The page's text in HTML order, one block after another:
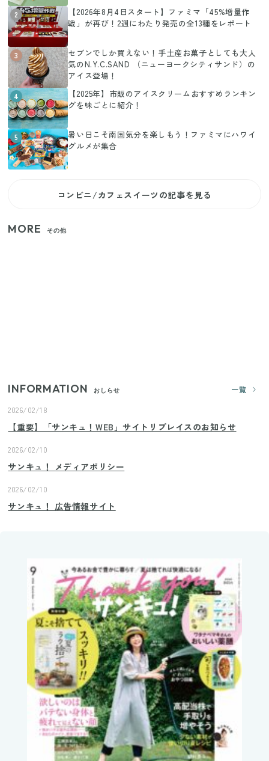
2
【2026年8月4日スタート】ファミマ「45%増量作
戦」が再び！2週にわたり発売の全13種をレポート
3
セブンでしか買えない！手土産お菓子としても大人
気のN.Y.C.SAND （ニューヨークシティサンド）の
アイス登場！
4
【2025年】市販のアイスクリームおすすめランキン
グを味ごとに紹介！
5
暑い日こそ南国気分を楽しもう！ファミマにハワイ
グルメが集合
コンビニ/カフェスイーツの記事を見る
MORE その他
INFORMATION おしらせ
一覧
2026/02/18
【重要】「サンキュ！WEB」サイトリプレイスのお知らせ
2026/02/10
サンキュ！ メディアポリシー
2026/02/10
サンキュ！ 広告情報サイト